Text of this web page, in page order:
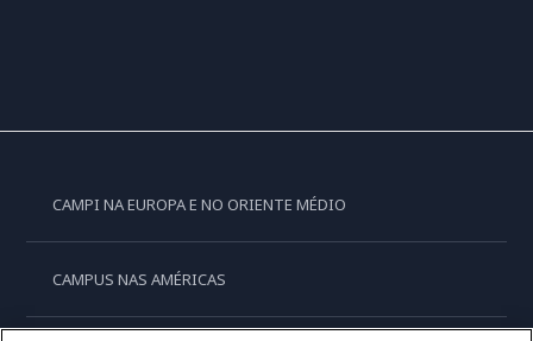
CAMPI NA EUROPA E NO ORIENTE MÉDIO
CAMPUS NAS AMÉRICAS